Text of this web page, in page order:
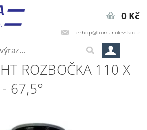
eshop@bomamilevsko.cz
0 Kč
ROZBOČKA 110 X
67,5°